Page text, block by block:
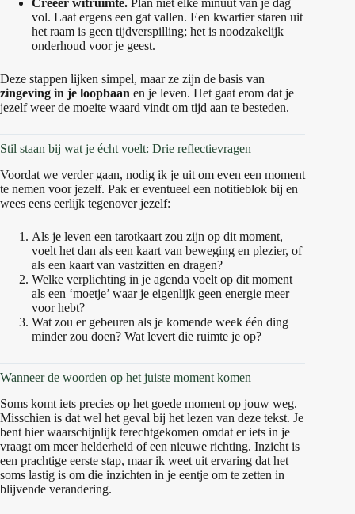
Creëer witruimte. Plan niet elke minuut van je dag
vol. Laat ergens een gat vallen. Een kwartier staren uit
het raam is geen tijdverspilling; het is noodzakelijk
onderhoud voor je geest.
Deze stappen lijken simpel, maar ze zijn de basis van
zingeving in je loopbaan en je leven. Het gaat erom dat je
jezelf weer de moeite waard vindt om tijd aan te besteden.
Stil staan bij wat je écht voelt: Drie reflectievragen
Voordat we verder gaan, nodig ik je uit om even een moment
te nemen voor jezelf. Pak er eventueel een notitieblok bij en
wees eens eerlijk tegenover jezelf:
Als je leven een tarotkaart zou zijn op dit moment,
voelt het dan als een kaart van beweging en plezier, of
als een kaart van vastzitten en dragen?
Welke verplichting in je agenda voelt op dit moment
als een ‘moetje’ waar je eigenlijk geen energie meer
voor hebt?
Wat zou er gebeuren als je komende week één ding
minder zou doen? Wat levert die ruimte je op?
Wanneer de woorden op het juiste moment komen
Soms komt iets precies op het goede moment op jouw weg.
Misschien is dat wel het geval bij het lezen van deze tekst. Je
bent hier waarschijnlijk terechtgekomen omdat er iets in je
vraagt om meer helderheid of een nieuwe richting. Inzicht is
een prachtige eerste stap, maar ik weet uit ervaring dat het
soms lastig is om die inzichten in je eentje om te zetten in
blijvende verandering.